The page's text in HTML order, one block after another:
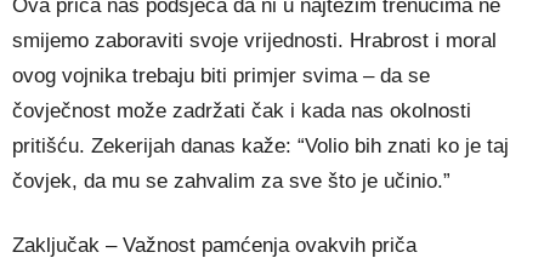
Ova priča nas podsjeća da ni u najtežim trenucima ne
smijemo zaboraviti svoje vrijednosti. Hrabrost i moral
ovog vojnika trebaju biti primjer svima – da se
čovječnost može zadržati čak i kada nas okolnosti
pritišću. Zekerijah danas kaže: “Volio bih znati ko je taj
čovjek, da mu se zahvalim za sve što je učinio.”
Zaključak – Važnost pamćenja ovakvih priča